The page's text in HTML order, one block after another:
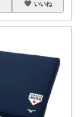
いいね